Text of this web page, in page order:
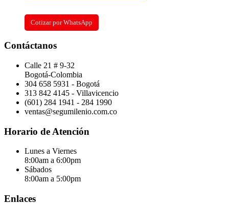
Cotizar por WhatsApp
Contáctanos
Calle 21 # 9-32
Bogotá-Colombia
304 658 5931 - Bogotá
313 842 4145 - Villavicencio
(601) 284 1941 - 284 1990
ventas@segumilenio.com.co
Horario de Atención
Lunes a Viernes
8:00am a 6:00pm
Sábados
8:00am a 5:00pm
Enlaces